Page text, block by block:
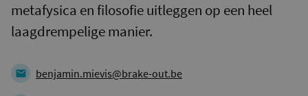
metafysica en filosofie uitleggen op een heel
laagdrempelige manier.
benjamin.mievis@brake-out.be